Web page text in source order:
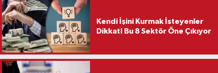
Kendi İşini Kurmak İsteyenler
Dikkat! Bu 8 Sektör Öne Çıkıyor